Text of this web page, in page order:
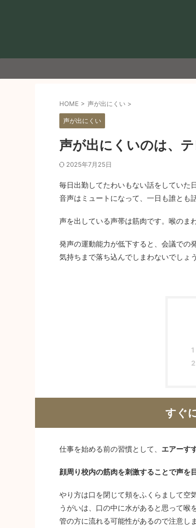
HOME > 声が出にくい >
声が出にくい
声が出にくいのは、
2025年7月25日
毎日出勤してたわいもない話をしていた
音声はミュートになって、一日も誰とも
声を出している声帯は筋肉です。喉のま
発声の運動能力が低下すると、会議での
気持ちまで落ち込んでしまわないでしょ
1
2
すぐ
仕事を始める前の習慣として、 エアーす
顔周り校内の筋肉を刺激することで声を
やり方は口を閉じて頬をふくらまして空
うがいは、口の中に水があると思って喉
管の方に流れる可能性があるので注意し